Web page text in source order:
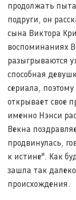
продолжать
подруги, он
сына Виктора
воспоминаниях
разыгрываются
способная
сериала,
открывает свое
именно Нэнси
Векна
продвинулась,
к истине". Как
зашла так
происхождения.